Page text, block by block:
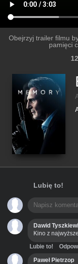
Obejrzyj trailer filmu
pamięci
Lubię to!
Dawid
Kino z
Lubie to!
Paweł Pietrzop